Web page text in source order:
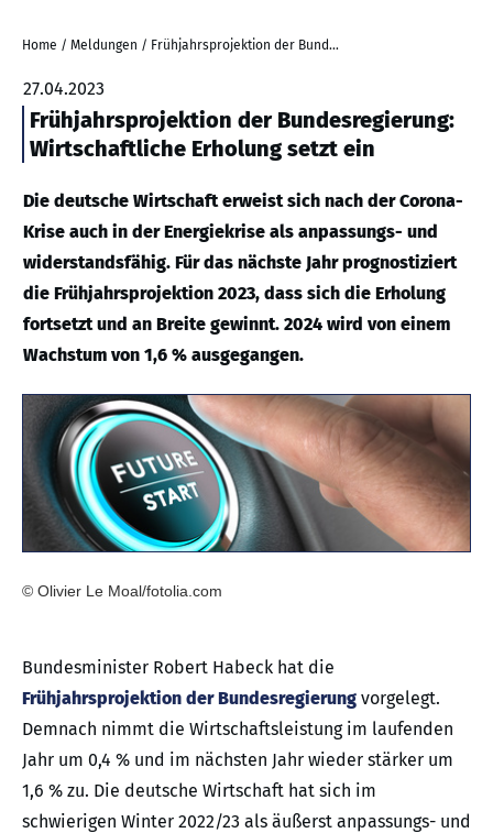
Home / Meldungen / Frühjahrsprojektion der Bundesregierung: Wirtschaftliche Erholung setzt ein
27.04.2023
Frühjahrsprojektion der Bundesregierung:
Wirtschaftliche Erholung setzt ein
Die deutsche Wirtschaft erweist sich nach der Corona-
Krise auch in der Energiekrise als anpassungs- und
widerstandsfähig. Für das nächste Jahr prognostiziert
die Frühjahrsprojektion 2023, dass sich die Erholung
fortsetzt und an Breite gewinnt. 2024 wird von einem
Wachstum von 1,6 % ausgegangen.
© Olivier Le Moal/fotolia.com
Bundesminister Robert Habeck hat die
Frühjahrsprojektion der Bundesregierung vorgelegt.
Demnach nimmt die Wirtschaftsleistung im laufenden
Jahr um 0,4 % und im nächsten Jahr wieder stärker um
1,6 % zu. Die deutsche Wirtschaft hat sich im
schwierigen Winter 2022/23 als äußerst anpassungs- und